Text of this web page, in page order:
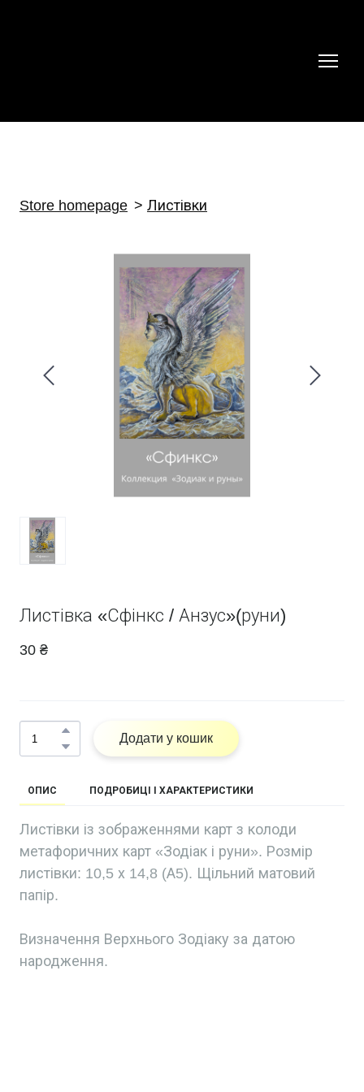
Store homepage Листівки
Листівка «Сфінкс / Анзус»(руни)
30 ₴
Додати у кошик
ОПИС ПОДРОБИЦІ І ХАРАКТЕРИСТИКИ
Листівки із зображеннями карт з колоди
метафоричних карт «Зодіак і руни». Розмір
листівки: 10,5 х 14,8 (А5). Щільний матовий
папір.
Визначення Верхнього Зодіаку за датою
народження.